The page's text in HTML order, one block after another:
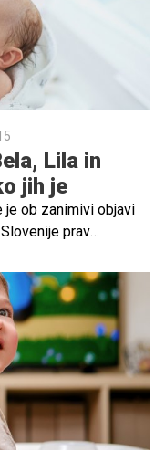
Lila in
jih je
je ob zanimivi objavi
prav
Vijola.